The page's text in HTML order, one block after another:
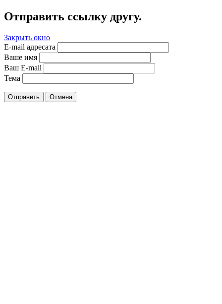
Отправить ссылку другу.
Закрыть окно
E-mail адресата
Ваше имя
Ваш E-mail
Тема
Отправить Отмена